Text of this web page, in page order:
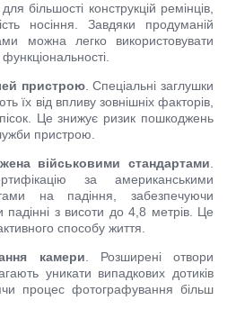
більшості конструкцій ремінців,
носіння. Завдяки продуманій
можна легко використовувати
пристрою. Спеціальні заглушки
їх від впливу зовнішніх факторів,
Це знижує ризик пошкоджень
пристрою.
військовими стандартами
за американськими
на падіння, забезпечуючи
з висоти до 4,8 метрів. Це
способу життя.
камери . Розширені отвори
уникати випадкових дотиків
процес фотографування більш